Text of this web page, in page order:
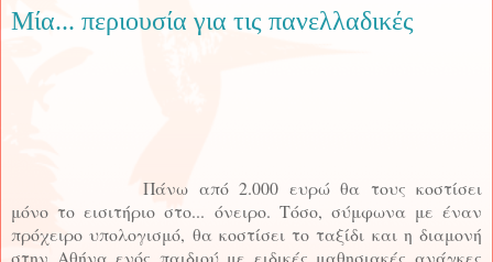
Μία... περιουσία για τις πανελλαδικές
Πάνω από 2.000 ευρώ θα τους κοστίσει
μόνο το εισιτήριο στο... όνειρο. Τόσο, σύμφωνα με έναν
πρόχειρο υπολογισμό, θα κοστίσει το ταξίδι και η διαμονή
στην Αθήνα ενός παιδιού με ειδικές μαθησιακές ανάγκες